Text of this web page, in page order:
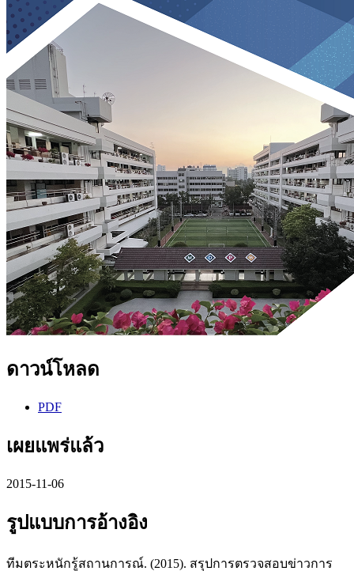
ดาวน์โหลด
PDF
เผยแพร่แล้ว
2015-11-06
รูปแบบการอ้างอิง
ทีมตระหนักรู้สถานการณ์. (2015). สรุปการตรวจสอบข่าวการ